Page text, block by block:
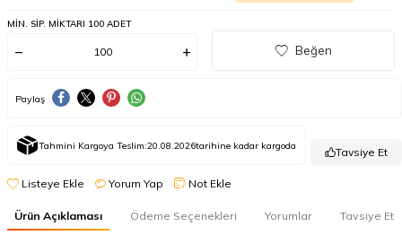
MIN. SIP. MIKTARI 100 ADET
Beğen
Paylaş
Tahmini Kargoya Teslim:20.08.2026tarihine kadar kargoda Tavsiye Et
Listeye Ekle Yorum Yap Not Ekle
Ürün Açıklaması Ödeme Seçenekleri Yorumlar Tavsiye Et